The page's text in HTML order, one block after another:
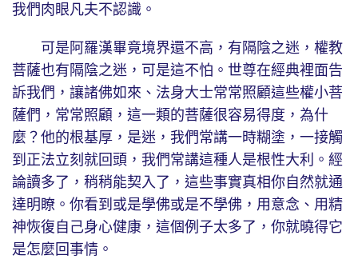
我們肉眼凡夫不認識。
可是阿羅漢畢竟境界還不高，有隔陰之迷，權教
菩薩也有隔陰之迷，可是這不怕。世尊在經典裡面告
訴我們，讓諸佛如來、法身大士常常照顧這些權小菩
薩們，常常照顧，這一類的菩薩很容易得度，為什
麼？他的根基厚，是迷，我們常講一時糊塗，一接觸
到正法立刻就回頭，我們常講這種人是根性大利。經
論讀多了，稍稍能契入了，這些事實真相你自然就通
達明瞭。你看到或是學佛或是不學佛，用意念、用精
神恢復自己身心健康，這個例子太多了，你就曉得它
是怎麼回事情。